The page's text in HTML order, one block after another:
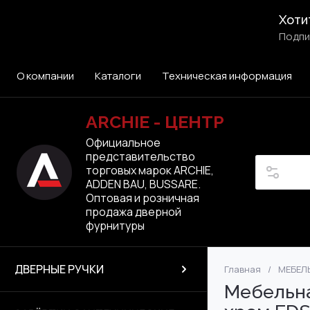
О компании Каталоги Техническая информация
ARCHIE - ЦЕНТР
Официальное
представительство
торговых марок ARCHIE,
ADDEN BAU, BUSSARE.
Оптовая и розничная
продажа дверной
фурнитуры
ДВЕРНЫЕ РУЧКИ ЭЛЕКТРОННЫЕ
ARCHIE VERGE
ARCHIE VERGE
МАГНИТНЫЕ
ADDEN BAU
ВРЕЗНЫЕ ПЕТЛИ
ЛАТУННЫЕ
FANTOM
Раздвижные
A|CENTER
Производство:
ARCHIE
ADDEN BAU
Главная /